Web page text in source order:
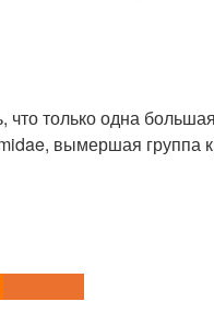
что только одна
вымершая группа